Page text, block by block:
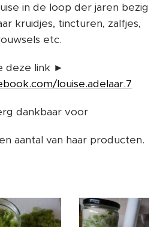
in de loop der jaren bezig
kruidjes, tincturen, zalfjes,
etc.
deze link ►
louise.adelaar.7
dankbaar voor 🙏
aantal van haar producten.